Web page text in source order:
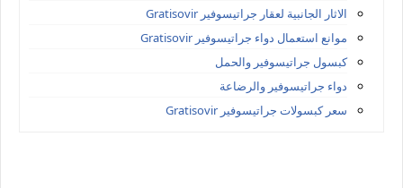
الاثار الجانبية لعقار جراتيسوفير Gratisovir
موانع استعمال دواء جراتيسوفير Gratisovir
كبسول جراتيسوفير والحمل
دواء جراتيسوفير والرضاعة
سعر كبسولات جراتيسوفير Gratisovir